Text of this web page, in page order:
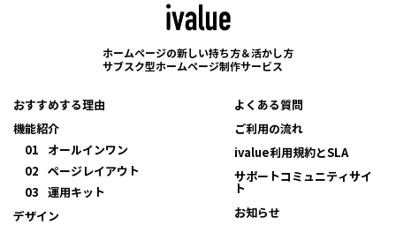
ホームページの新しい持ち方＆活かし方
サブスク型ホームページ制作サービス
おすすめする理由
機能紹介
01
オールインワン
02
ページレイアウト
03
運用キット
デザイン
よくある質問
ご利用の流れ
ivalue利用規約とSLA
サポートコミュニティサイ
ト
お知らせ